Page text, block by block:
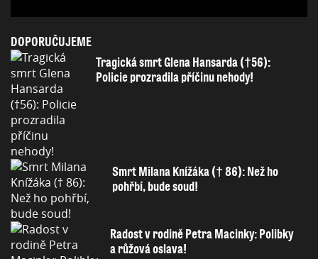
DOPORUČUJEME
Tragická smrt Glena Hansarda (†56):
Policie prozradila příčinu nehody!
Smrt Milana Knížáka († 86): Než ho
pohřbí, bude soud!
Radost v rodině Petra Macinky: Polibky
a růžová oslava!